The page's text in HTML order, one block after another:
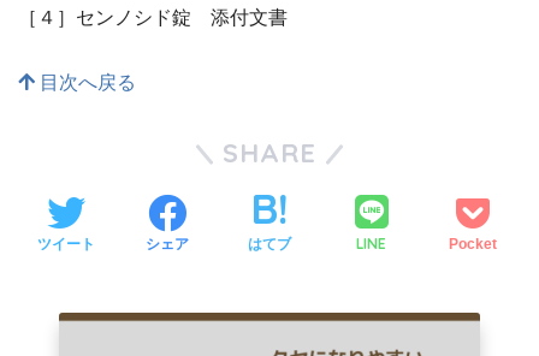
［４］センノシド錠 添付文書
目次へ戻る
SHARE
ツイート シェア はてブ LINE Pocket